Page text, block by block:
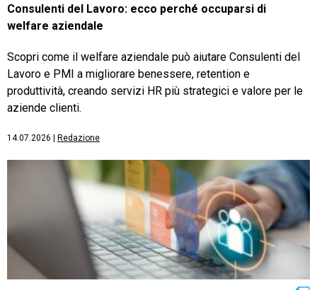
Consulenti del Lavoro: ecco perché occuparsi di
welfare aziendale
Scopri come il welfare aziendale può aiutare Consulenti del
Lavoro e PMI a migliorare benessere, retention e
produttività, creando servizi HR più strategici e valore per le
aziende clienti.
14.07.2026 Redazione